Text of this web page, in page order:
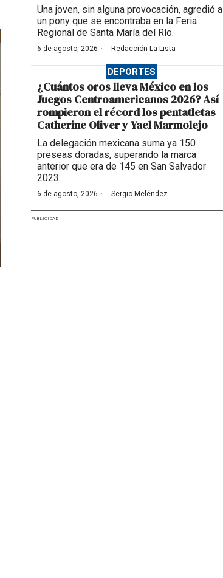
Una joven, sin alguna provocación, agredió a
un pony que se encontraba en la Feria
Regional de Santa María del Río.
6 de agosto, 2026 · Redacción La-Lista
DEPORTES
¿Cuántos oros lleva México en los
Juegos Centroamericanos 2026? Así
rompieron el récord los pentatletas
Catherine Oliver y Yael Marmolejo
La delegación mexicana suma ya 150
preseas doradas, superando la marca
anterior que era de 145 en San Salvador
2023.
6 de agosto, 2026 · Sergio Meléndez
PUBLICIDAD